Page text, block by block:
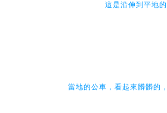
這是沿伸到平地
當地的公車，看起來髒髒的